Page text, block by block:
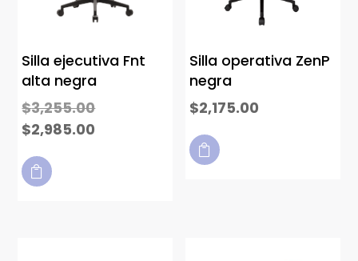
Silla ejecutiva Fnt
alta negra
$3,255.00
$2,985.00

Silla operativa ZenP
negra
$2,175.00
